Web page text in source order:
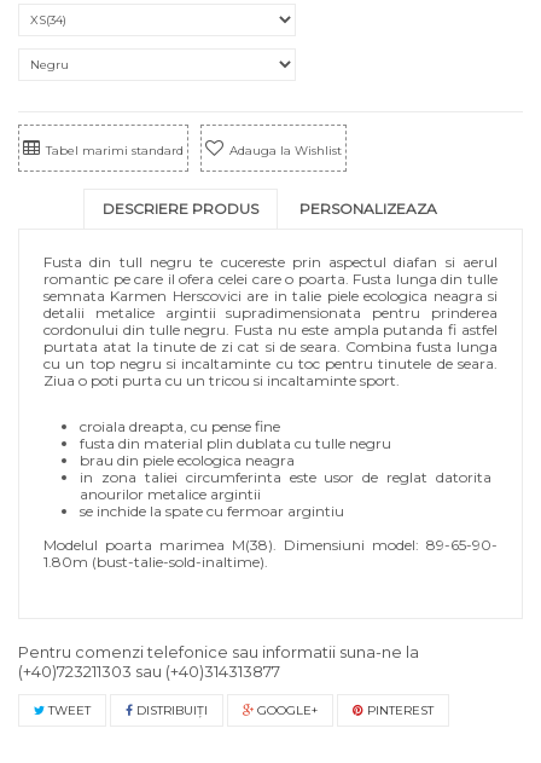
Tabel marimi standard Adauga la Wishlist
DESCRIERE PRODUS PERSONALIZEAZA
Fusta din tull negru te cucereste prin aspectul diafan si aerul
romantic pe care il ofera celei care o poarta. Fusta lunga din tulle
semnata Karmen Herscovici are in talie piele ecologica neagra si
detalii metalice argintii supradimensionata pentru prinderea
cordonului din tulle negru. Fusta nu este ampla putanda fi astfel
purtata atat la tinute de zi cat si de seara. Combina fusta lunga
cu un top negru si incaltaminte cu toc pentru tinutele de seara.
Ziua o poti purta cu un tricou si incaltaminte sport.
croiala dreapta, cu pense fine
fusta din material plin dublata cu tulle negru
brau din piele ecologica neagra
in zona taliei circumferinta este usor de reglat datorita
anourilor metalice argintii
se inchide la spate cu fermoar argintiu
Modelul poarta marimea M(38). Dimensiuni model: 89-65-90-
1.80m (bust-talie-sold-inaltime).
Pentru comenzi telefonice sau informatii suna-ne la
(+40)723211303 sau (+40)314313877
TWEET DISTRIBUIŢI GOOGLE+ PINTEREST